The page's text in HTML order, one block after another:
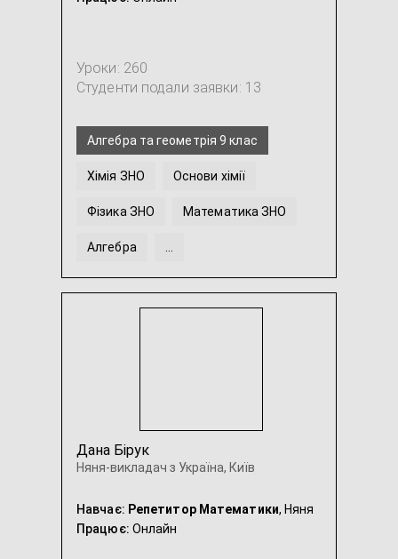
Уроки: 260
Студенти подали заявки: 13
Алгебра та геометрія 9 клас
Хімія ЗНО Основи хімії
Фізика ЗНО Математика ЗНО
Алгебра
Дана Бірук
Няня-викладач з Україна, Київ
Навчає: Репетитор Математики, Няня
Працює: Онлайн